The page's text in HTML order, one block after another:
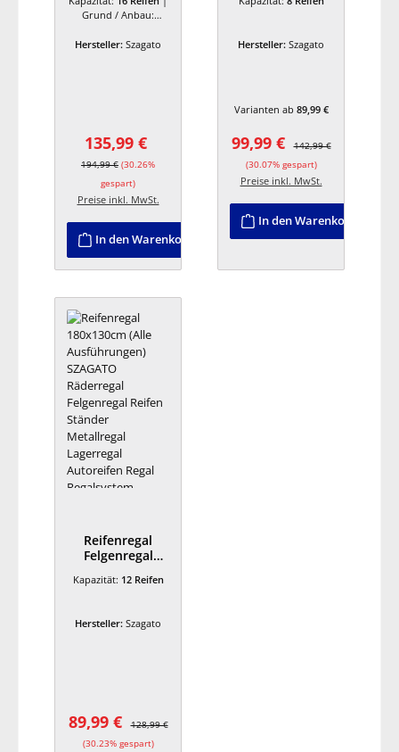
cm für 16 Reifen
blau
Grund / Anbau:
Hersteller: Szagato
Verkaufspreis:
135,99 €
194,99 € (30.26%
gespart)
Preise inkl. MwSt.
In den Warenkorb
180x130x50cm
Zoll
Regal Felgen in
Garagenregal
Hersteller: Szagato
Varianten ab 89,99 €
Verkaufspreis:
99,99 € Regulärer Preis:
142,99 €
(30.07% gespart)
Preise inkl. MwSt.
In den Warenkorb
Reifenregal
Felgenregal
180x130x50cm
120kg/Boden
Kapazität: 12 Reifen
Hersteller: Szagato
Verkaufspreis:
89,99 € Regulärer Preis:
128,99 €
(30.23% gespart)